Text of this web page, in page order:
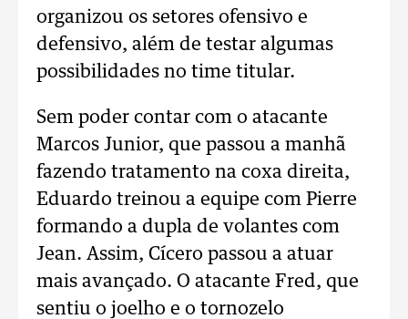
organizou os setores ofensivo e
defensivo, além de testar algumas
possibilidades no time titular.
Sem poder contar com o atacante
Marcos Junior, que passou a manhã
fazendo tratamento na coxa direita,
Eduardo treinou a equipe com Pierre
formando a dupla de volantes com
Jean. Assim, Cícero passou a atuar
mais avançado. O atacante Fred, que
sentiu o joelho e o tornozelo